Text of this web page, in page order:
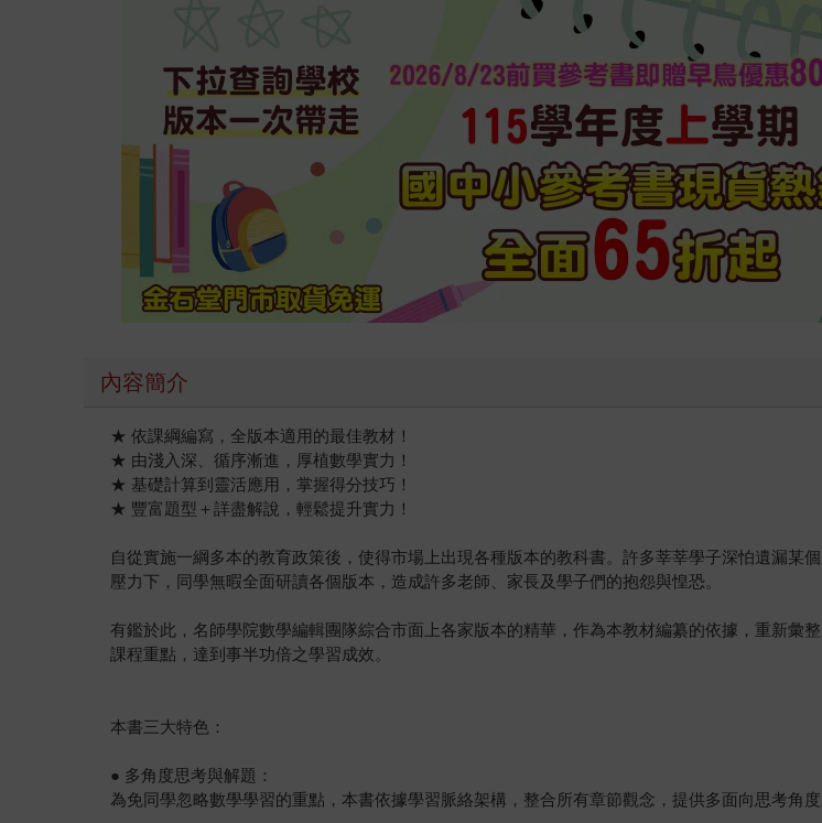
內容簡介
★ 依課綱編寫，全版本適用的最佳教材！
★ 由淺入深、循序漸進，厚植數學實力！
★ 基礎計算到靈活應用，掌握得分技巧！
★ 豐富題型＋詳盡解說，輕鬆提升實力！
自從實施一綱多本的教育政策後，使得市場上出現各種版本的教科書。許多莘莘學子深怕遺漏某
壓力下，同學無暇全面研讀各個版本，造成許多老師、家長及學子們的抱怨與惶恐。
有鑑於此，名師學院數學編輯團隊綜合市面上各家版本的精華，作為本教材編纂的依據，重新彙
課程重點，達到事半功倍之學習成效。
本書三大特色：
● 多角度思考與解題：
為免同學忽略數學學習的重點，本書依據學習脈絡架構，整合所有章節觀念，提供多面向思考角